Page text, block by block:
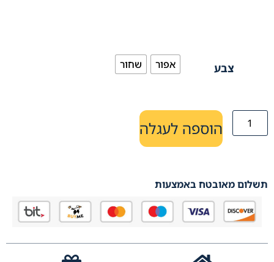
צבע אפור שחור
הוספה לעגלה
תשלום מאובטח באמצעות